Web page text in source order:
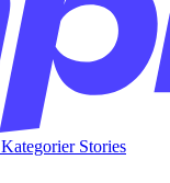
Kategorier Stories